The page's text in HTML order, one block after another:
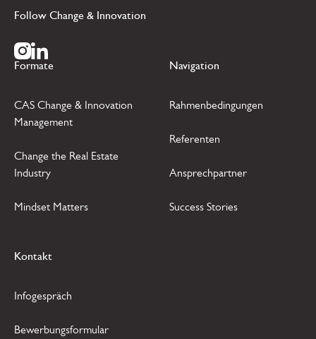
Follow Change & Innovation
Zur Instagram Seite
Zur LinkedIn Seite
Formate
CAS Change & Innovation
Management
Change the Real Estate
Industry
Mindset Matters
Navigation
Rahmenbedingungen
Referenten
Ansprechpartner
Success Stories
Kontakt
Infogespräch
Bewerbungsformular